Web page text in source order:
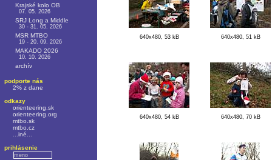
Krajské kolo OB
07. 05. 2026
SRJ Long a Middle
30 - 31. 05. 2026
MSR MTBO
19 - 20. 09. 2026
MAKADO 2026
10. 10. 2026
archív
podporte nás
2% z dane
odkazy
orienteering.sk
orienteering.org
mtbo.sk
mtbo.cz
...iné...
prihlásenie
640x480, 53 kB 640x480, 51 kB
640x480, 54 kB 640x480, 70 kB